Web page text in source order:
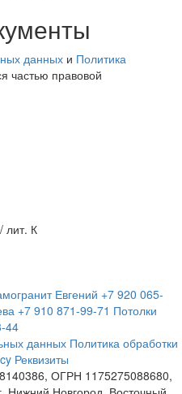
данных и Политика
частью правовой
лит. К
Евгений +7 920 065-
+7 910 871-99-71 Потолки
44
данных Политика обработки
Реквизиты
ОГРН 1175275088680,